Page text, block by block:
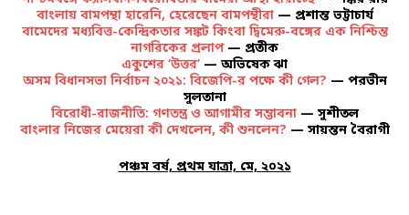
বাংলায় বামপন্থা হারেনি, হেরেছেন বামপন্থীরা— প্রশান্ত ভট্টাচার্য
বামেদের মধ্যবিত্ত-কেন্দ্রিকতার সঙ্কট কিংবা দ্বিমেরু-বঙ্গের এক নিশ্চিন্ত
নাগরিকের প্রলাপ— প্রতীক
একুশের ‘উত্তর’ — অভিষেক ঝা
অসম বিধানসভা নির্বাচন ২০২১: বিজেপি-র পক্ষে কী গেল? — পরভীন
সুলতানা
বিরোধী-রাজনীতি: গণতন্ত্র ও আগামীর সম্ভাবনা— সুশীতল
বাংলার নিজের মেয়েরা কী দেখলেন, কী শুনলেন? — সায়ন্তন বৈরাগী
পঞ্চম বর্ষ, প্রথম যাত্রা, মে, ২০২১